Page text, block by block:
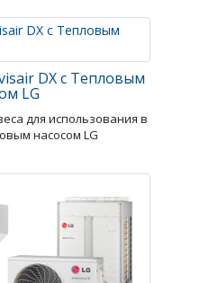
DX с Тепловым
LG
для использования в
насосом LG